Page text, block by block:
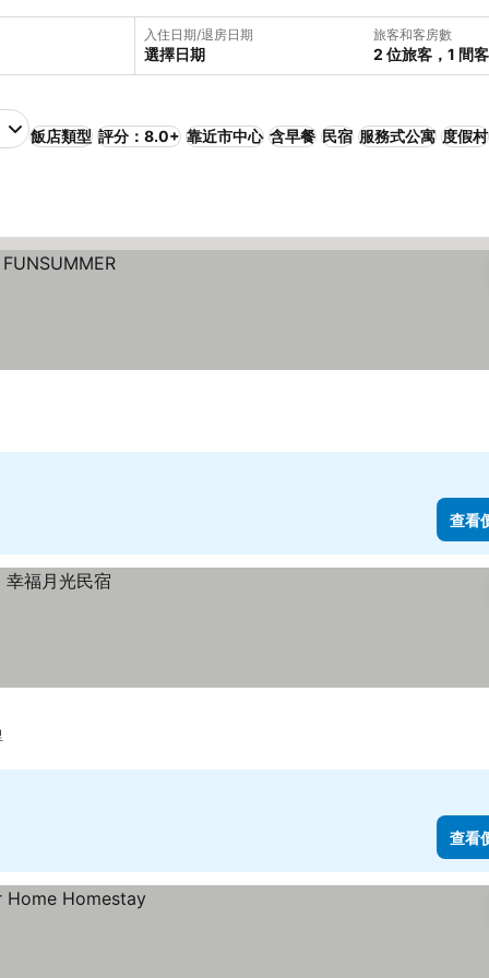
入住日期/退房日期
選擇日期
旅客和客房數
2 位旅客，1 間
飯店類型 評分：8.0+ 靠近市中心 含早餐 民宿 服務式公寓 度假村
查看
查看